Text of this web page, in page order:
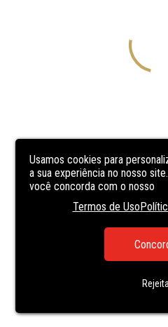
Usamos cookies para
a sua experiência no nosso
você concorda com o nosso
Termos de Uso